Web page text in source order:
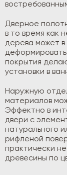
Дверное
в то время как
дерева может
покрытия
установки в
Наружную
материалов
Эффектно в
двери с
натурального
рифленой
практически
древесины по